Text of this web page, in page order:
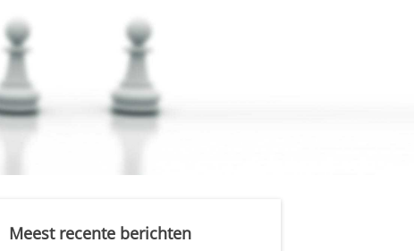
Meest recente berichten